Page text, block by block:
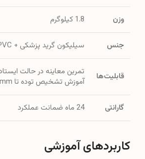
وزن 1.8 کیلوگرم
جنس سیلیکون گرید پزشکی + PVC مقاوم
قابلیت‌ها
تمرین معاینه در حالت
آموزش تشخیص توده تا 5mm
گارانتی 24 ماه ضمانت عملکرد
کاربردهای آموزشی